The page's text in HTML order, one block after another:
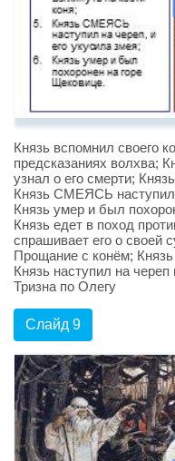
Князь вспомнил своего
предсказаниях волхва;
узнал о его смерти;
Князь СМЕЯСЬ наступил
Князь умер и был
Князь едет в поход
спрашивает его о своей
Прощание с конём;
Князь наступил на
Тризна по Олегу
Слайд 9